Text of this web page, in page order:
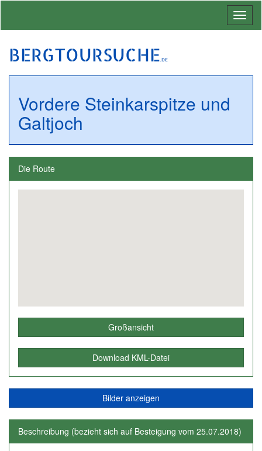
BERGTOURSUCHE.DE
Vordere Steinkarspitze und
Galtjoch
Die Route
Großansicht
Download KML-Datei
Bilder anzeigen
Beschreibung (bezieht sich auf Besteigung vom 25.07.2018)